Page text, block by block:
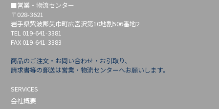
■営業・物流センター
〒028-3621
岩手県紫波郡矢巾町広宮沢第10地割506番地2
TEL 019-641-3381
FAX 019-641-3383
商品のご注文・お問い合わせ・お引取り、
請求書等の郵送は営業・物流センターへお願いします。
SERVICES
会社概要